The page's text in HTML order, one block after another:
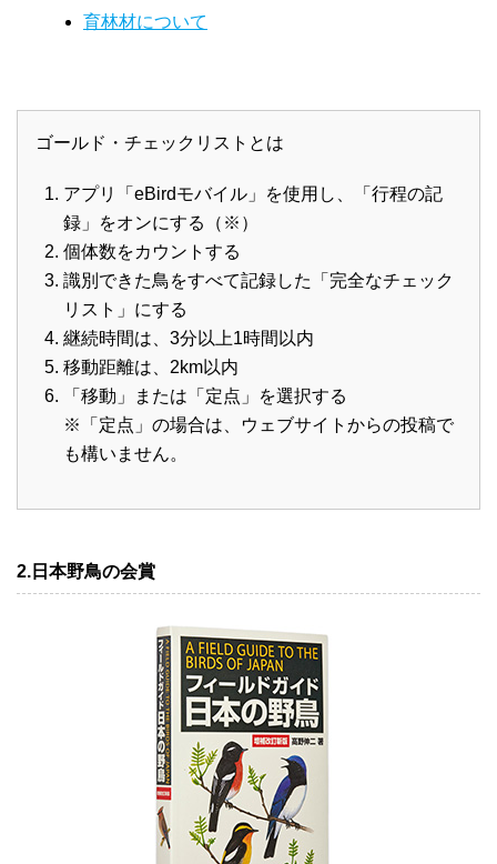
育林材について
ゴールド・チェックリストとは
アプリ「eBirdモバイル」を使用し、「行程の記
録」をオンにする（※）
個体数をカウントする
識別できた鳥をすべて記録した「完全なチェック
リスト」にする
継続時間は、3分以上1時間以内
移動距離は、2km以内
「移動」または「定点」を選択する
※「定点」の場合は、ウェブサイトからの投稿で
も構いません。
2.日本野鳥の会賞